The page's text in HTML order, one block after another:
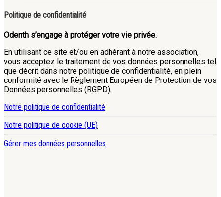
Politique de confidentialité
Odenth s’engage à protéger votre vie privée.
En utilisant ce site et/ou en adhérant à notre association,
vous acceptez le traitement de vos données personnelles tel
que décrit dans notre politique de confidentialité, en plein
conformité avec le Règlement Européen de Protection de vos
Données personnelles (RGPD).
Notre politique de confidentialité
Notre politique de cookie (UE)
Gérer mes données personnelles